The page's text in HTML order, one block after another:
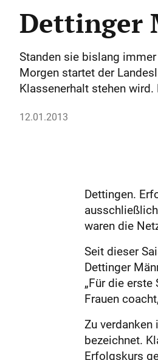
Dettinger
Standen sie bislang
Morgen startet der
Klassenerhalt stehen
12.01.2013
Dettingen.
waren die
Seit dieser
Dettinger
„Für die
Frauen
Zu
bezeichnet.
Erfolgskurs